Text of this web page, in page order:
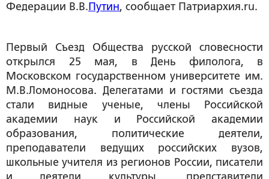
Федерации В.В. Путин, сообщает Патриархия.ru.
Первый Съезд Общества русской словесности
открылся 25 мая, в День филолога, в
Московском государственном университете им.
М.В.Ломоносова. Делегатами и гостями съезда
стали видные ученые, члены Российской
академии наук и Российской академии
образования, политические деятели,
преподаватели ведущих российских вузов,
школьные учителя из регионов России, писатели
и деятели культуры, представители